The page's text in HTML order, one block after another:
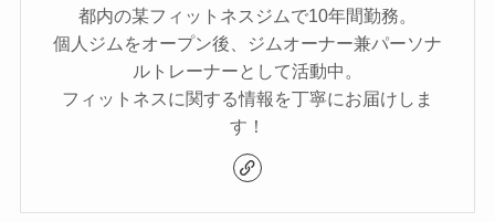
都内の某フィットネスジムで10年間勤務。
個人ジムをオープン後、ジムオーナー兼パーソナ
ルトレーナーとして活動中。
フィットネスに関する情報を丁寧にお届けしま
す！